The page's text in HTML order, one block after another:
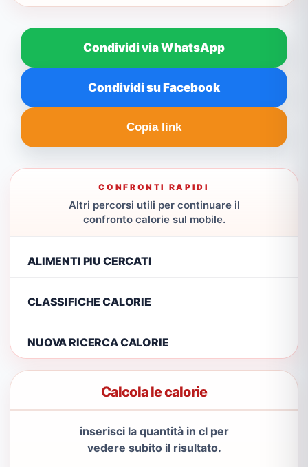
Condividi via WhatsApp
Condividi su Facebook
Copia link
CONFRONTI RAPIDI
Altri percorsi utili per continuare il
confronto calorie sul mobile.
ALIMENTI PIU CERCATI
CLASSIFICHE CALORIE
NUOVA RICERCA CALORIE
Calcola le calorie
inserisci la quantità in cl per
vedere subito il risultato.